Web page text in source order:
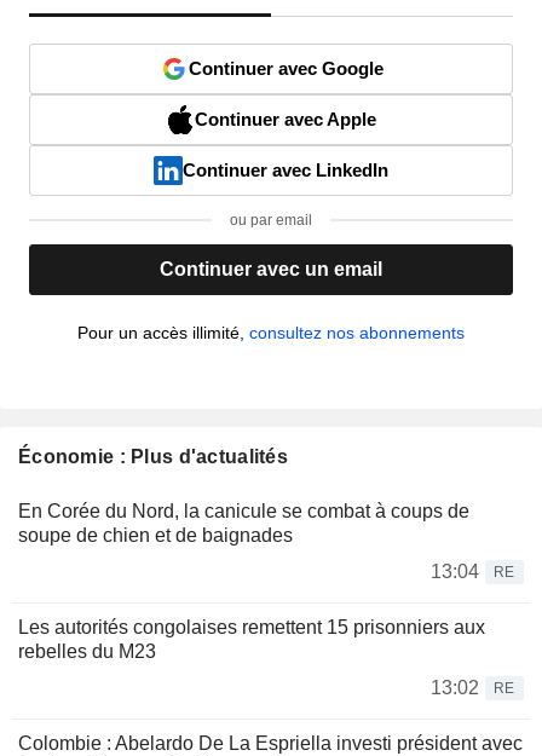
Continuer avec Google
Continuer avec Apple
Continuer avec LinkedIn
ou par email
Continuer avec un email
Pour un accès illimité, consultez nos abonnements
Économie : Plus d'actualités
En Corée du Nord, la canicule se combat à coups de
soupe de chien et de baignades
13:04
RE
Les autorités congolaises remettent 15 prisonniers aux
rebelles du M23
13:02
RE
Colombie : Abelardo De La Espriella investi président avec